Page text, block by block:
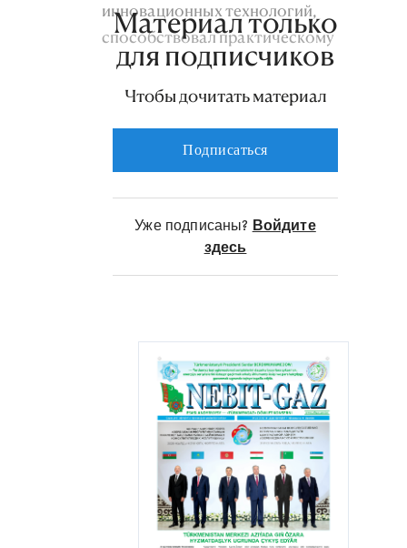
инновационных технологий,
способствовал практическому
усвоению ими теоретических
знаний.
«Бурение нефтегазовых
газа университета в течение 4-х
недель проходили
управлений «Марыгазчыкарыш»,
«Довлетабатгазчыкарыш»
Государственного концерна
«Туркменгаз», в бригадах
экспедиций Государственной
корпорации «Туркменгеология»
в Марыйском велаяте.
Материал только
для подписчиков
Чтобы дочитать материал
Подписаться
Уже подписаны? Войдите
здесь